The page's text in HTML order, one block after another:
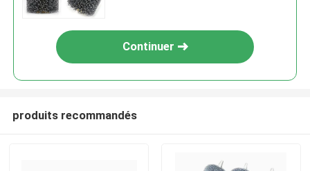
Continuer
produits recommandés